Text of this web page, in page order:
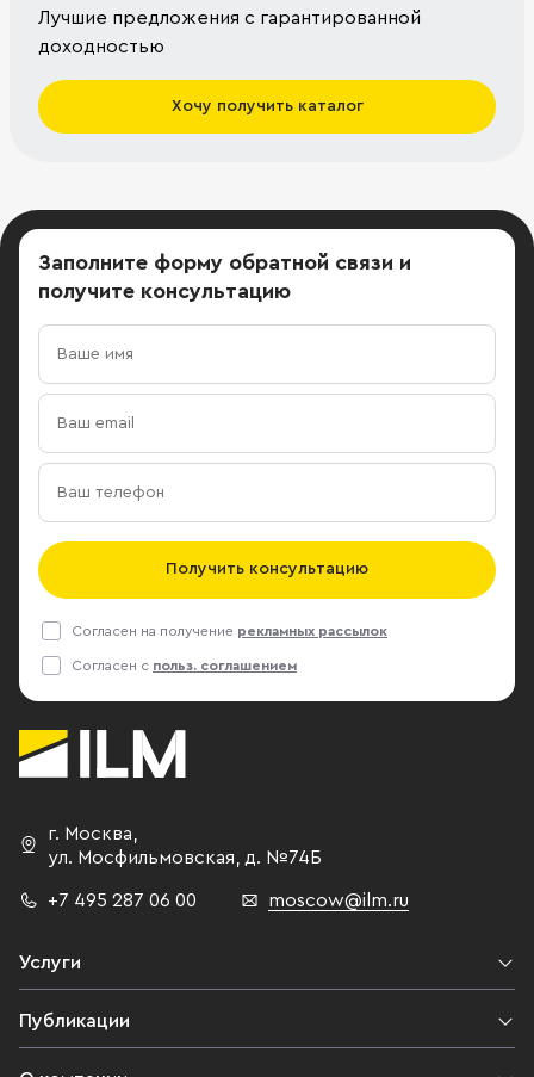
Лучшие предложения с гарантированной
доходностью
Хочу получить каталог
Заполните форму обратной связи и
получите консультацию
Получить консультацию
Согласен на получение рекламных рассылок
Согласен с польз. соглашением
г. Москва
ул. Мосфильмовская,
д. №74Б
+7 495 287 06 00 moscow@ilm.ru
Услуги
Публикации